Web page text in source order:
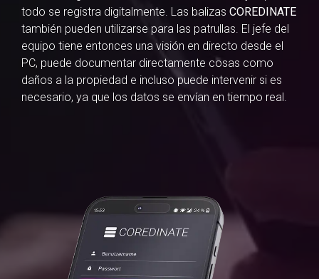
todo se registra digitalmente. Las balizas COREDINATE
también pueden utilizarse para las patrullas. El jefe del
equipo tiene entonces una visión en directo desde el
PC, puede documentar directamente cosas como
daños a la propiedad e incluso puede intervenir si es
necesario, ya que los datos se envían en tiempo real.